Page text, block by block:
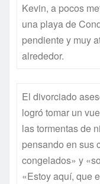
Kevin, a pocos
una playa de
pendiente y muy
alrededor.
El divorciado
logró tomar un
las tormentas de
pensando en sus
congelados» y
«Estoy aquí, que